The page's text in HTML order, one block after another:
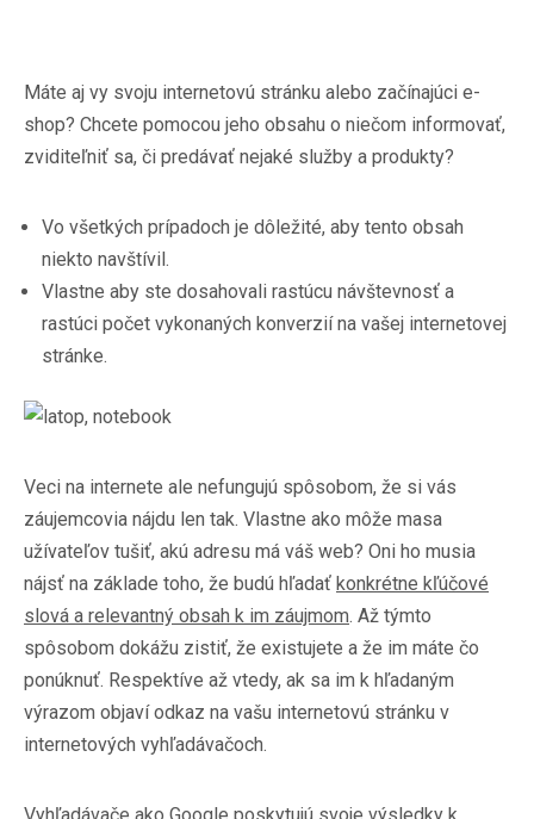
Máte aj vy svoju internetovú stránku alebo začínajúci e-
shop? Chcete pomocou jeho obsahu o niečom informovať,
zviditeľniť sa, či predávať nejaké služby a produkty?
Vo všetkých prípadoch je dôležité, aby tento obsah
niekto navštívil.
Vlastne aby ste dosahovali rastúcu návštevnosť a
rastúci počet vykonaných konverzií na vašej internetovej
stránke.
Veci na internete ale nefungujú spôsobom, že si vás
záujemcovia nájdu len tak. Vlastne ako môže masa
užívateľov tušiť, akú adresu má váš web? Oni ho musia
nájsť na základe toho, že budú hľadať konkrétne kľúčové
slová a relevantný obsah k im záujmom. Až týmto
spôsobom dokážu zistiť, že existujete a že im máte čo
ponúknuť. Respektíve až vtedy, ak sa im k hľadaným
výrazom objaví odkaz na vašu internetovú stránku v
internetových vyhľadávačoch.